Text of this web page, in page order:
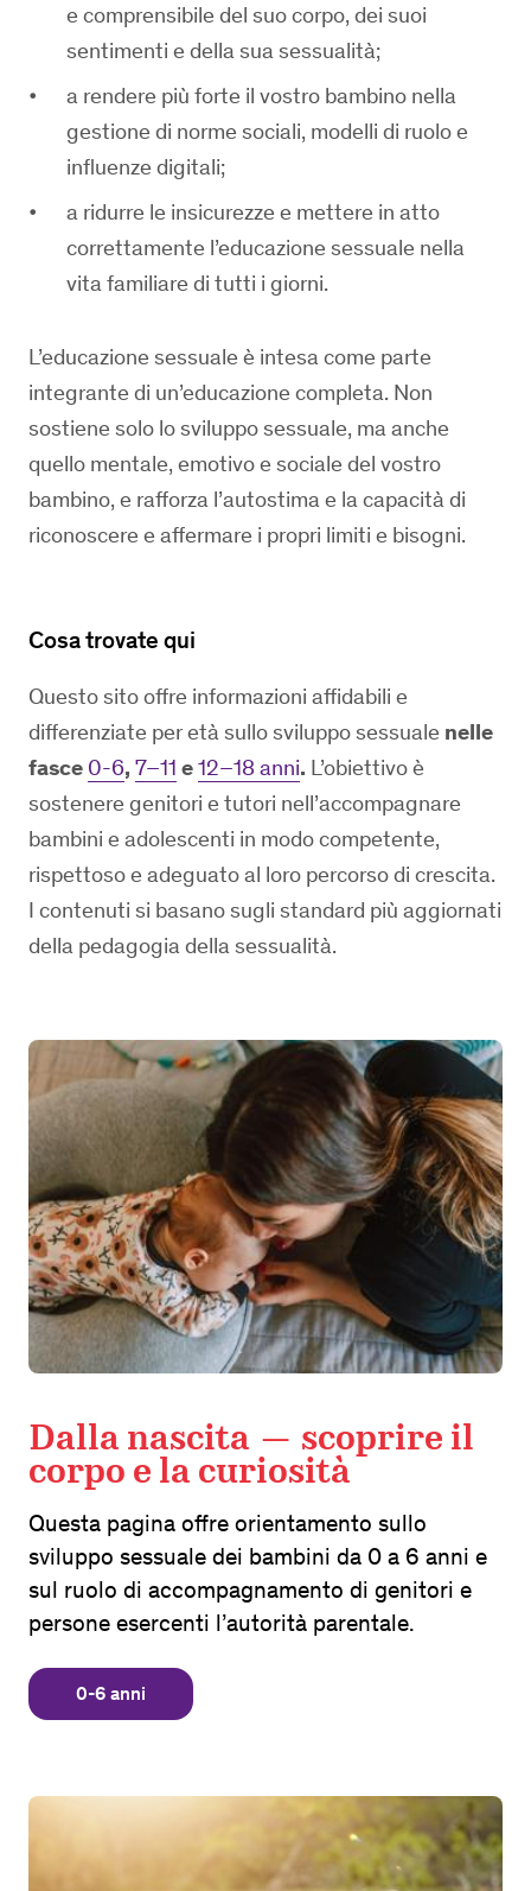
e comprensibile del suo corpo, dei suoi
sentimenti e della sua sessualità;
a rendere più forte il vostro bambino nella
gestione di norme sociali, modelli di ruolo e
influenze digitali;
a ridurre le insicurezze e mettere in atto
correttamente l’educazione sessuale nella
vita familiare di tutti i giorni.
L’educazione sessuale è intesa come parte
integrante di un’educazione completa. Non
sostiene solo lo sviluppo sessuale, ma anche
quello mentale, emotivo e sociale del vostro
bambino, e rafforza l’autostima e la capacità di
riconoscere e affermare i propri limiti e bisogni.
Cosa trovate qui
Questo sito offre informazioni affidabili e
differenziate per età sullo sviluppo sessuale nelle
fasce 0-6, 7–11 e12–18 anni. L’obiettivo è
sostenere genitori e tutori nell’accompagnare
bambini e adolescenti in modo competente,
rispettoso e adeguato al loro percorso di crescita.
I contenuti si basano sugli standard più aggiornati
della pedagogia della sessualità.
Dalla nascita — scoprire il
corpo e la curiosità
Questa pagina offre orientamento sullo
sviluppo sessuale dei bambini da 0 a 6 anni e
sul ruolo di accompagnamento di genitori e
persone esercenti l’autorità parentale.
0-6 anni